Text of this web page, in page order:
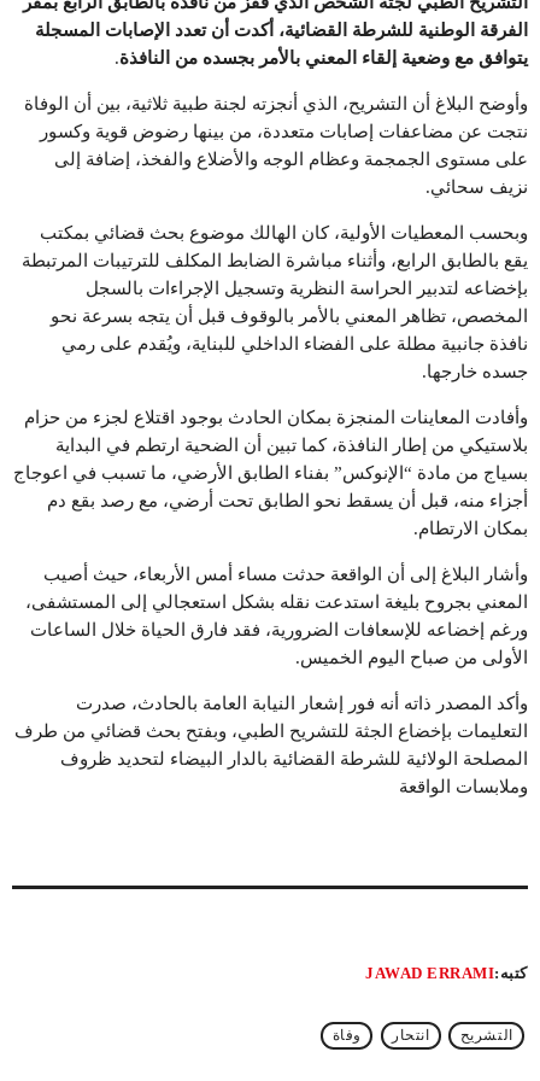
الفرقة الوطنية للشرطة القضائية، أكدت أن تعدد الإصابات المسجلة
يتوافق مع وضعية إلقاء المعني بالأمر بجسده من النافذة.
وأوضح البلاغ أن التشريح، الذي أنجزته لجنة طبية ثلاثية، بين أن الوفاة
نتجت عن مضاعفات إصابات متعددة، من بينها رضوض قوية وكسور
على مستوى الجمجمة وعظام الوجه والأضلاع والفخذ، إضافة إلى
نزيف سحائي.
وبحسب المعطيات الأولية، كان الهالك موضوع بحث قضائي بمكتب
يقع بالطابق الرابع، وأثناء مباشرة الضابط المكلف للترتيبات المرتبطة
بإخضاعه لتدبير الحراسة النظرية وتسجيل الإجراءات بالسجل
المخصص، تظاهر المعني بالأمر بالوقوف قبل أن يتجه بسرعة نحو
نافذة جانبية مطلة على الفضاء الداخلي للبناية، ويُقدم على رمي
جسده خارجها.
وأفادت المعاينات المنجزة بمكان الحادث بوجود اقتلاع لجزء من حزام
بلاستيكي من إطار النافذة، كما تبين أن الضحية ارتطم في البداية
بسياج من مادة “الإنوكس” بفناء الطابق الأرضي، ما تسبب في اعوجاج
أجزاء منه، قبل أن يسقط نحو الطابق تحت أرضي، مع رصد بقع دم
بمكان الارتطام.
وأشار البلاغ إلى أن الواقعة حدثت مساء أمس الأربعاء، حيث أصيب
المعني بجروح بليغة استدعت نقله بشكل استعجالي إلى المستشفى،
ورغم إخضاعه للإسعافات الضرورية، فقد فارق الحياة خلال الساعات
الأولى من صباح اليوم الخميس.
وأكد المصدر ذاته أنه فور إشعار النيابة العامة بالحادث، صدرت
التعليمات بإخضاع الجثة للتشريح الطبي، وبفتح بحث قضائي من طرف
المصلحة الولائية للشرطة القضائية بالدار البيضاء لتحديد ظروف
وملابسات الواقعة
كتبه:JAWAD ERRAMI
التشريح انتحار وفاة